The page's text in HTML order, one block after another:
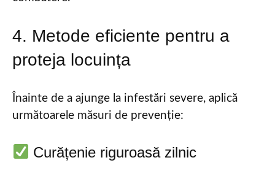
4. Metode eficiente pentru a
proteja locuința
Înainte de a ajunge la infestări severe, aplică
următoarele măsuri de prevenție:
Curățenie riguroasă zilnic